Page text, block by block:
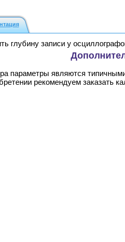
глубину записи у
параметры являются
рекомендуем заказать